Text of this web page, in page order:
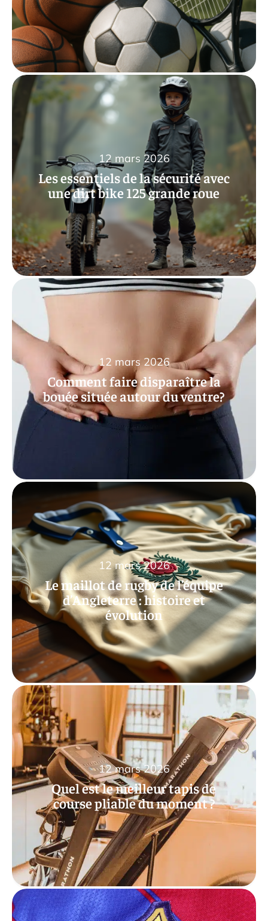
Les essentiels de la sécurité avec
une dirt bike 125 grande roue
12 mars 2026
Comment faire disparaître la
bouée située autour du ventre?
12 mars 2026
Le maillot de rugby de l’équipe
d’Angleterre : histoire et
évolution
12 mars 2026
Quel est le meilleur tapis de
course pliable du moment ?
12 mars 2026